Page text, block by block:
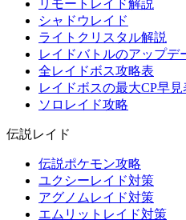
リモートレイド解説
シャドウレイド
ライトクリスタル解説
レイドバトルのアップデ
全レイドボス攻略表
レイドボスの最大CP早見
ソロレイド攻略
伝説レイド
伝説ポケモン攻略
ユクシーレイド対策
アグノムレイド対策
エムリットレイド対策